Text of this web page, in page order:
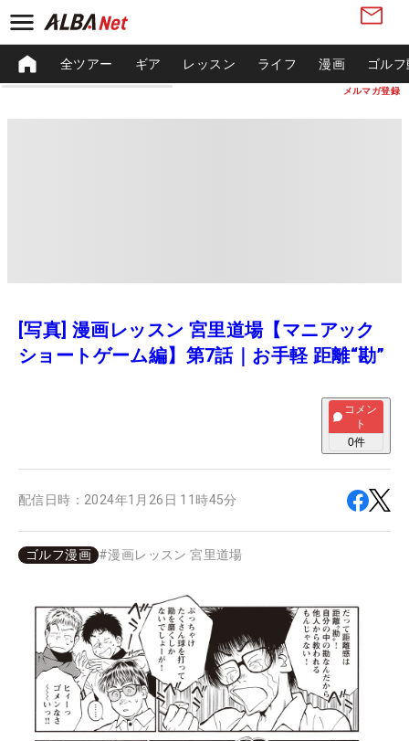
メルマガ登録
全ツアー ギア レッスン ライフ 漫画 ゴル
[写真] 漫画レッスン 宮里道場【マニアック
ショートゲーム編】第7話｜お手軽 距離“勘”
コメン
ト
0件
配信日時： 2024年1月26日 11時45分
ゴルフ漫画 #漫画レッスン 宮里道場